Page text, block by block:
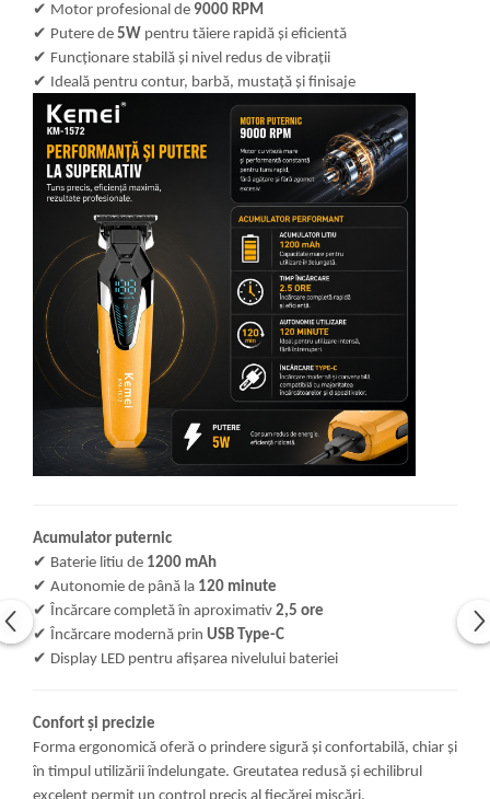
✔ Motor profesional de 9000 RPM
✔ Putere de 5W pentru tăiere rapidă și eficientă
✔ Funcționare stabilă și nivel redus de vibrații
✔ Ideală pentru contur, barbă, mustață și finisaje
Acumulator puternic
✔ Baterie litiu de 1200 mAh
✔ Autonomie de până la 120 minute
✔ Încărcare completă în aproximativ 2,5 ore
✔ Încărcare modernă prin USB Type-C
✔ Display LED pentru afișarea nivelului bateriei
Confort și precizie
Forma ergonomică oferă o prindere sigură și confortabilă, chiar și
în timpul utilizării îndelungate. Greutatea redusă și echilibrul